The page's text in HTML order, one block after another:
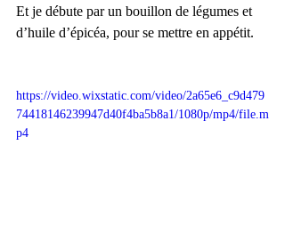
Et je débute par un bouillon de légumes et
d’huile d’épicéa, pour se mettre en appétit.
https://video.wixstatic.com/video/2a65e6_c9d479
74418146239947d40f4ba5b8a1/1080p/mp4/file.m
p4